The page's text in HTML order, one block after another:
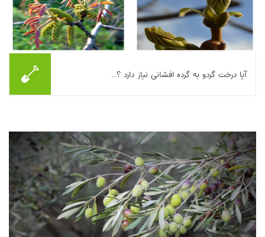
این مطلب نیاز گردو به گرده‌افشانی را بررسی می‌کند و توضیح می‌دهد
بیشتر بخوانیم ...
آیا درخت گردو به گرده افشانی نیاز دارد ؟...